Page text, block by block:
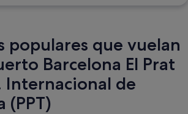
populares que vuelan
Barcelona El Prat
Internacional de
(PPT)